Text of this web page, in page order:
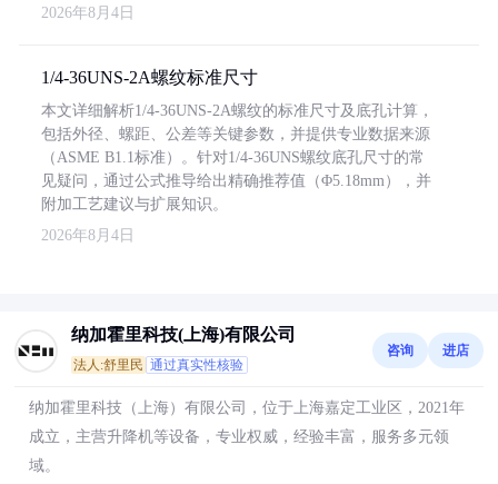
2026年8月4日
1/4-36UNS-2A螺纹标准尺寸
本文详细解析1/4-36UNS-2A螺纹的标准尺寸及底孔计算，
包括外径、螺距、公差等关键参数，并提供专业数据来源
（ASME B1.1标准）。针对1/4-36UNS螺纹底孔尺寸的常
见疑问，通过公式推导给出精确推荐值（Φ5.18mm），并
附加工艺建议与扩展知识。
2026年8月4日
纳加霍里科技(上海)有限公司
法人:舒里民 通过真实性核验
咨询 进店
纳加霍里科技（上海）有限公司，位于上海嘉定工业区，2021年
成立，主营升降机等设备，专业权威，经验丰富，服务多元领
域。